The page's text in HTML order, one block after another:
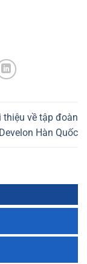
thiệu về tập đoàn
Develon Hàn Quốc